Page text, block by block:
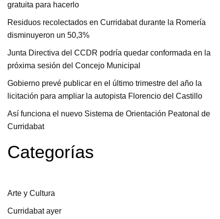
gratuita para hacerlo
Residuos recolectados en Curridabat durante la Romería
disminuyeron un 50,3%
Junta Directiva del CCDR podría quedar conformada en la
próxima sesión del Concejo Municipal
Gobierno prevé publicar en el último trimestre del año la
licitación para ampliar la autopista Florencio del Castillo
Así funciona el nuevo Sistema de Orientación Peatonal de
Curridabat
Categorías
Arte y Cultura
Curridabat ayer